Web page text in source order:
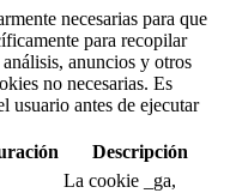
necesarias para que
para recopilar
anuncios y otros
no necesarias. Es
usuario antes de ejecutar
Descripción
La cookie _ga,